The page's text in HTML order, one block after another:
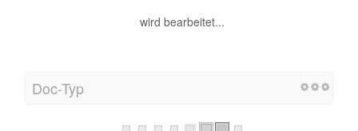
wird bearbeitet...
Doc-Typ